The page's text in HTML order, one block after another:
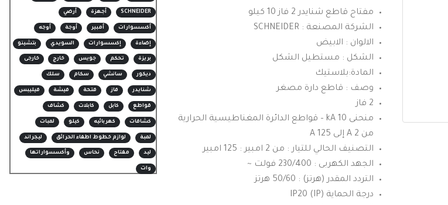
مفتاح قاطع شنايدر 2 فاز 10 كيلو
الشركة المصنعة : SCHNEIDER
الالوان : الابيض
الشكل : مستطيل الشكل
المادة:بلاستيك
وصف : قاطع دارة مصغر
2 فاز
منحنى 10 kA – قواطع الدائرة المغناطيسية الحرارية
من 2 A إلى 125 A
التصنيف الحالي للتيار : من 2 امبير : 125 امبير
الجهد الكهربى : 230/400 فولت ~
التردد المقدر (هرتز) : 50/60 هرتز
درجة الحماية (IP) IP20
SCHNEIDER أجهزة أرضي
أكسسوارات أمبير أوجة أوجه
إضاءة إكسسوارات السويدي بتشينو
بريزة تحكم جويس خارج خارجى
ديكور سانشي سكام سلك
شنايدر فاز فتحة فيشة فيليبس
قواطع كابل كابلات كشاف
كشافات كهربائيه كيلو لمبات
لمبة لوازم خطوط اطفاء الحرائق ليجراند
ليد مفتاح نحاس وأكسسواراتها
وات